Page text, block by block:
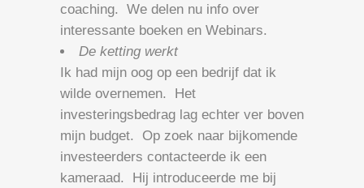
coaching. We delen nu info over
interessante boeken en Webinars.
De ketting werkt
Ik had mijn oog op een bedrijf dat ik
wilde overnemen. Het
investeringsbedrag lag echter ver boven
mijn budget. Op zoek naar bijkomende
investeerders contacteerde ik een
kameraad. Hij introduceerde me bij